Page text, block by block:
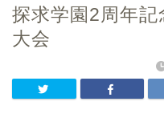
探求学園2周年
大会